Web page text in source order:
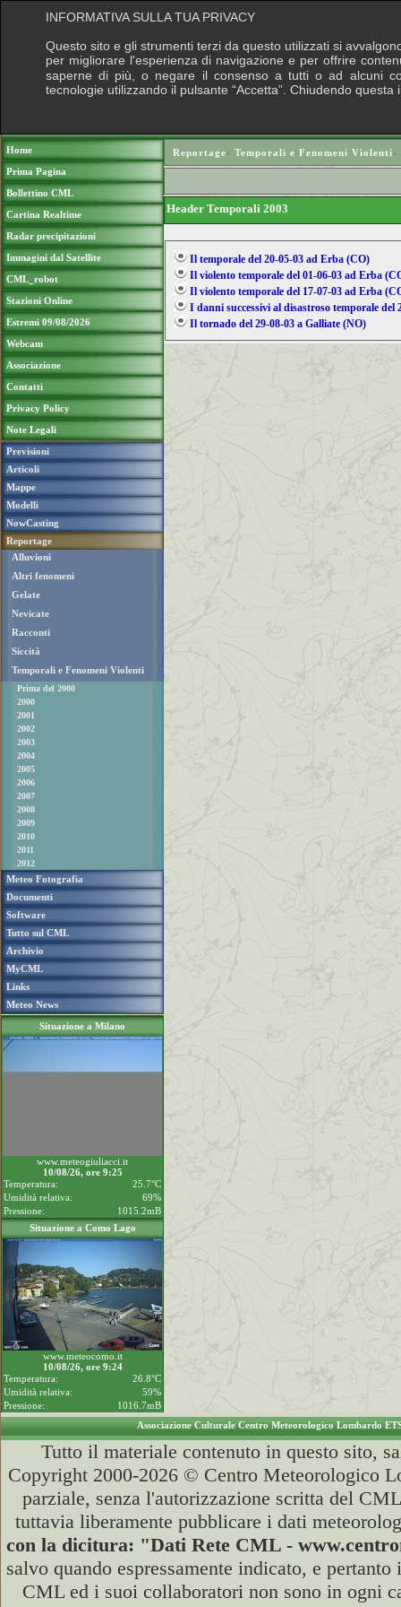
Home
Prima Pagina
Bollettino CML
Cartina Realtime
Radar precipitazioni
Immagini dal Satellite
CML_robot
Stazioni Online
Estremi 09/08/2026
Webcam
Associazione
Contatti
Privacy Policy
Note Legali
Previsioni
Articoli
Mappe
Modelli
NowCasting
Reportage
Alluvioni
Altri fenomeni
Gelate
Nevicate
Racconti
Siccità
Temporali e Fenomeni Violenti
Prima del 2000
2000
2001
2002
2003
2004
2005
2006
2007
2008
2009
2010
2011
2012
Meteo Fotografia
Documenti
Software
Tutto sul CML
Archivio
MyCML
Links
Meteo News
Situazione a Milano
www.meteogiuliacci.it
10/08/26, ore 9:25
Temperatura:
25.7°C
Umidità relativa:
69%
Pressione:
1015.2mB
Situazione a Como Lago
www.meteocomo.it
10/08/26, ore 9:24
Temperatura:
26.8°C
Umidità relativa:
59%
Pressione:
1016.7mB
Reportage› Temporali e Fenomeni Violenti›
Header Temporali 2003
Il temporale del 20-05-03 ad Erba (CO)
Il violento temporale del 01-06-03 ad Erba
Il violento temporale del 17-07-03 ad Erba
I danni successivi al disastroso temporale del
Il tornado del 29-08-03 a Galliate (NO)
Associazione Culturale Centro Meteorologico Lombardo
Tutto il materiale contenuto in questo sito,
Copyright 2000-2026 © Centro Meteorologico
parziale, senza l'autorizzazione scritta del
tuttavia liberamente pubblicare i dati
con la dicitura: "Dati Rete CML -
salvo quando espressamente indicato, e
CML ed i suoi collaboratori non sono in ogni
INFORMATIVA SULLA TUA PRIVACY
Questo sito e gli strumenti terzi da questo utilizzati si
per migliorare l'esperienza di navigazione e per offrire
saperne di più, o negare il consenso a tutti o ad alcuni
tecnologie utilizzando il pulsante “Accetta”. Chiudendo